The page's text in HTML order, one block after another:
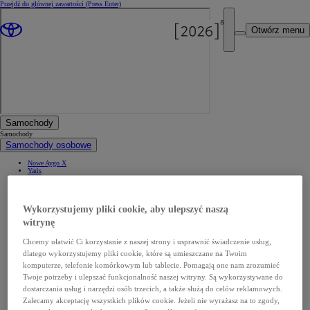
Przejdź do głównej zawartości (Press Enter)
Otwórz menu
Samochody
Samochody
Samochody osobowe
Nowe Aygo X
Yaris
GR Yaris
Corolla Hatchback
Corolla Sedan
Corolla TS Kombi
Toyota C-HR
Toyota C-HR Plug-in
Nowa Toyota C-HR+
Nowa Toyota bZ4X
Nowa Toyota bZ4X Touring
Camry
Mirai
Nowy RAV4
Wykorzystujemy pliki cookie, aby ulepszyć naszą
witrynę
Chcemy ułatwić Ci korzystanie z naszej strony i usprawnić świadczenie usług,
dlatego wykorzystujemy pliki cookie, które są umieszczane na Twoim
komputerze, telefonie komórkowym lub tablecie. Pomagają one nam zrozumieć
Twoje potrzeby i ulepszać funkcjonalność naszej witryny. Są wykorzystywane do
dostarczania usług i narzędzi osób trzecich, a także służą do celów reklamowych.
Zalecamy akceptację wszystkich plików cookie. Jeżeli nie wyrażasz na to zgody,